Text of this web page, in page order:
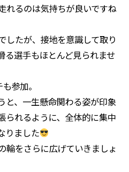
れるのは気持ちが良いですね
したが、接地を意識して取り
る選手もほとんど見られませ
参加。
と、一生懸命関わる姿が印象
られるように、全体的に集中
りました
輪をさらに広げていきましょ